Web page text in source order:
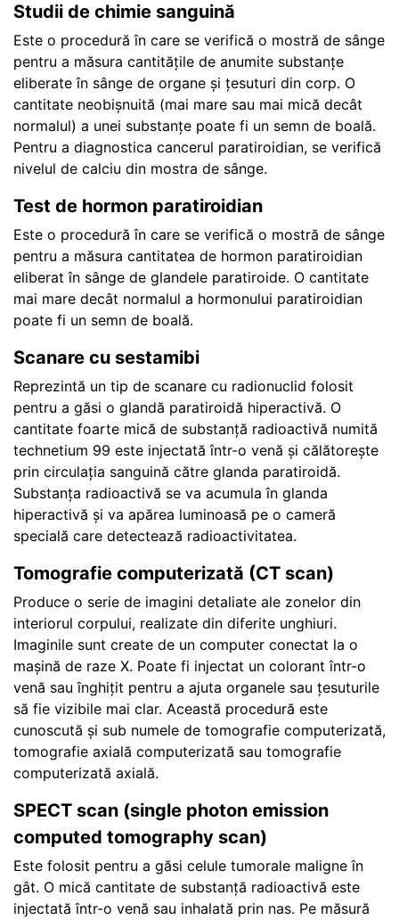
Studii de chimie sanguină
Este o procedură în care se verifică o mostră de sânge
pentru a măsura cantitățile de anumite substanțe
eliberate în sânge de organe și țesuturi din corp. O
cantitate neobișnuită (mai mare sau mai mică decât
normalul) a unei substanțe poate fi un semn de boală.
Pentru a diagnostica cancerul paratiroidian, se verifică
nivelul de calciu din mostra de sânge.
Test de hormon paratiroidian
Este o procedură în care se verifică o mostră de sânge
pentru a măsura cantitatea de hormon paratiroidian
eliberat în sânge de glandele paratiroide. O cantitate
mai mare decât normalul a hormonului paratiroidian
poate fi un semn de boală.
Scanare cu sestamibi
Reprezintă un tip de scanare cu radionuclid folosit
pentru a găsi o glandă paratiroidă hiperactivă. O
cantitate foarte mică de substanță radioactivă numită
technetium 99 este injectată într-o venă și călătorește
prin circulația sanguină către glanda paratiroidă.
Substanța radioactivă se va acumula în glanda
hiperactivă și va apărea luminoasă pe o cameră
specială care detectează radioactivitatea.
Tomografie computerizată (CT scan)
Produce o serie de imagini detaliate ale zonelor din
interiorul corpului, realizate din diferite unghiuri.
Imaginile sunt create de un computer conectat la o
mașină de raze X. Poate fi injectat un colorant într-o
venă sau înghițit pentru a ajuta organele sau țesuturile
să fie vizibile mai clar. Această procedură este
cunoscută și sub numele de tomografie computerizată,
tomografie axială computerizată sau tomografie
computerizată axială.
SPECT scan (single photon emission
computed tomography scan)
Este folosit pentru a găsi celule tumorale maligne în
gât. O mică cantitate de substanță radioactivă este
injectată într-o venă sau inhalată prin nas. Pe măsură